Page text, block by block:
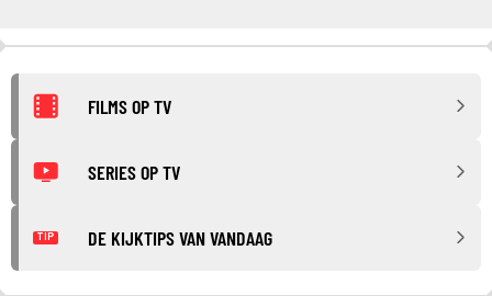
FILMS OP TV
SERIES OP TV
TIP DE KIJKTIPS VAN VANDAAG